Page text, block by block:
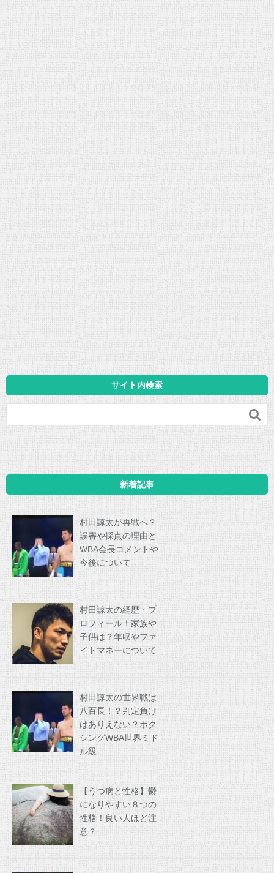
サイト内検索

新着記事
村田諒太が再戦へ？
誤審や採点の理由と
WBA会長コメントや
今後について
村田諒太の経歴・プ
ロフィール！家族や
子供は？年収やファ
イトマネーについて
村田諒太の世界戦は
八百長！？判定負け
はありえない？ボク
シングWBA世界ミド
ル級
【うつ病と性格】鬱
になりやすい８つの
性格！良い人ほど注
意？